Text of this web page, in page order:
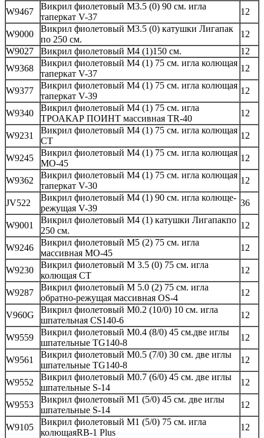
W9467
Викрил фиолетовый M3.5 (0) 90 см. игла
таперкат V-37
12
W9000
Викрил фиолетовый M3.5 (0) катушки Лигапак
по 250 см.
12
W9027
Викрил фиолетовый M4 (1)150 см.
12
W9368
Викрил фиолетовый M4 (1) 75 см. игла колющая
таперкат V-37
12
W9377
Викрил фиолетовый M4 (1) 75 см. игла колющая
таперкат V-39
12
W9340
Викрил фиолетовый M4 (1) 75 см. игла
ТРОАКАР ПОИНТ массивная TR-40
12
W9231
Викрил фиолетовый M4 (1) 75 см. игла колющая
CT
12
W9245
Викрил фиолетовый M4 (1) 75 см. игла колющая
MO-45
12
W9362
Викрил фиолетовый M4 (1) 75 см. игла колющая
таперкат V-30
12
JV522
Викрил фиолетовый M4 (1) 90 см. игла колюще-
режущая V-39
36
W9001
Викрил фиолетовый M4 (1) катушки Лигапакпо
250 см.
12
W9246
Викрил фиолетовый M5 (2) 75 см. игла
массивная MO-45
12
W9230
Викрил фиолетовый М 3.5 (0) 75 см. игла
колющая CT
12
W9287
Викрил фиолетовый М 5.0 (2) 75 см. игла
обратно-режущая массивная OS-4
12
V960G
Викрил фиолетовый М0.2 (10/0) 10 см. игла
шпательная CS140-6
12
W9559
Викрил фиолетовый М0.4 (8/0) 45 см.две иглы
шпательные TG140-8
12
W9561
Викрил фиолетовый М0.5 (7/0) 30 см. две иглы
шпательные TG140-8
12
W9552
Викрил фиолетовый М0.7 (6/0) 45 см. две иглы
шпательные S-14
12
W9553
Викрил фиолетовый М1 (5/0) 45 см. две иглы
шпательные S-14
12
W9105
Викрил фиолетовый М1 (5/0) 75 см. игла
колющаяRB-1 Plus
12